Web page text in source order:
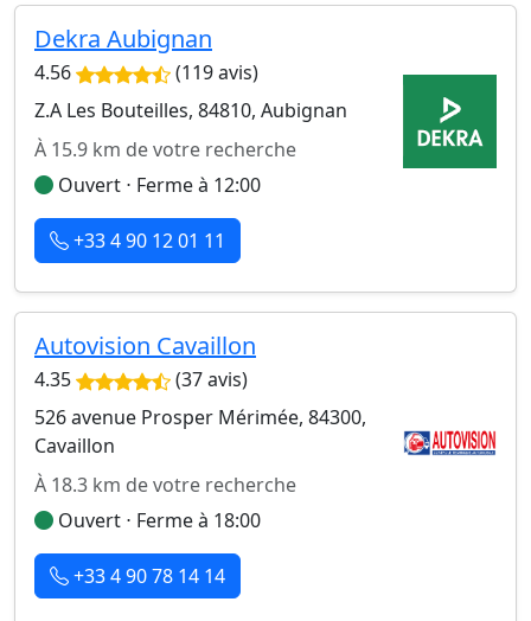
Dekra Aubignan
4.56
(119 avis)
Z.A Les Bouteilles, 84810, Aubignan
À 15.9 km de votre recherche
Ouvert ⋅ Ferme à 12:00
+33 4 90 12 01 11
Autovision Cavaillon
4.35
(37 avis)
526 avenue Prosper Mérimée, 84300,
Cavaillon
À 18.3 km de votre recherche
Ouvert ⋅ Ferme à 18:00
+33 4 90 78 14 14